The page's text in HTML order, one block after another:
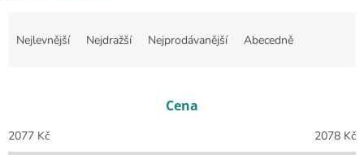
Nejlevnější Nejdražší Nejprodávanější Abecedně
Cena
2077 Kč 2078 Kč